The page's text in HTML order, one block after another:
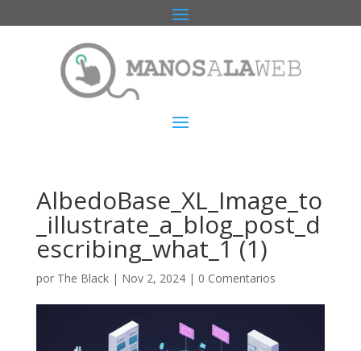
AlbedoBase_XL_Image_to
_illustrate_a_blog_post_d
escribing_what_1 (1)
por The Black| Nov 2, 2024| 0 Comentarios